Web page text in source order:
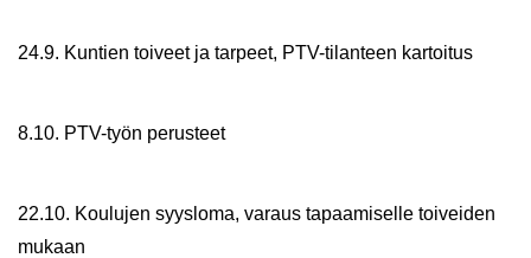
24.9. Kun­tien toi­veet ja tar­peet, PTV-​tilanteen kar­toi­tus
8.10. PTV-​työn pe­rus­teet
22.10. Kou­lu­jen syys­lo­ma, va­raus ta­paa­mi­sel­le toi­vei­den
mu­kaan